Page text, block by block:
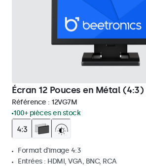
Écran 12 Pouces en Métal (4:3)
Référence : 12VG7M
100+ pièces en stock
Format d'image 4:3
Entrées : HDMI, VGA, BNC, RCA